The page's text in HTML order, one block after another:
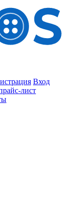
Вход
лист